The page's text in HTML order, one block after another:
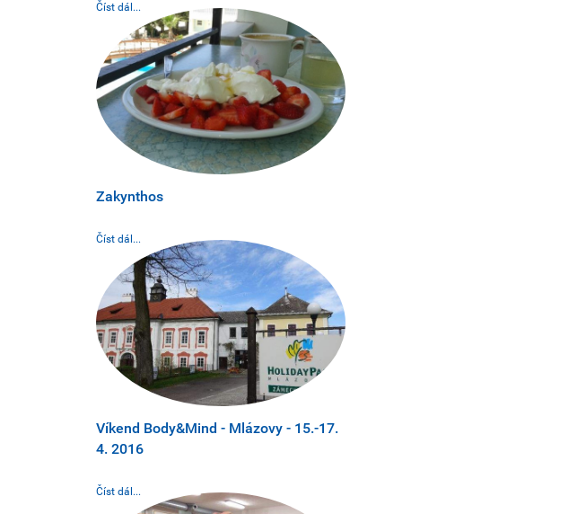
Číst dál...
Zakynthos
Číst dál...
Víkend Body&Mind - Mlázovy - 15.-17.
4. 2016
Číst dál...